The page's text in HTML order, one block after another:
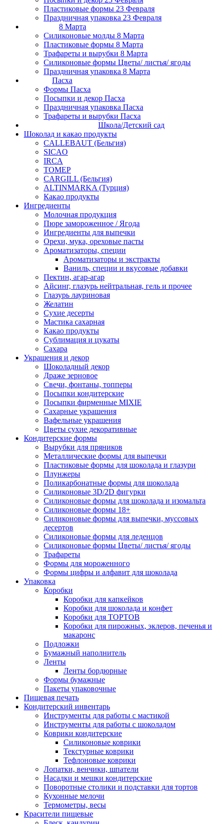
Пластиковые формы 23 Февраля
Праздничная упаковка 23 Февраля
8 Марта
Силиконовые молды 8 Марта
Пластиковые формы 8 Марта
Трафареты и вырубки 8 Марта
Силиконовые формы Цветы/ листья/ ягоды
Праздничная упаковка 8 Марта
Пасха
Формы Пасха
Посыпки и декор Пасха
Праздничная упаковка Пасха
Трафареты и вырубки Пасха
Школа/Детский сад
Шоколад и какао продукты
CALLEBAUT (Бельгия)
SICAO
IRCA
ТОМЕР
CARGILL (Бельгия)
ALTINMARKA (Турция)
Какао продукты
Ингредиенты
Молочная продукция
Пюре замороженное / Ягода
Ингредиенты для выпечки
Орехи, мука, ореховые пасты
Ароматизаторы, специи
Ароматизаторы и экстракты
Ваниль, специи и вкусовые добавки
Пектин, агар-агар
Айсинг, глазурь нейтральная, гель и прочее
Глазурь лауриновая
Желатин
Сухие десерты
Мастика сахарная
Какао продукты
Сублимация и цукаты
Сахара
Украшения и декор
Шоколадный декор
Драже зерновое
Свечи, фонтаны, топперы
Посыпки кондитерские
Посыпки фирменные MIXIE
Сахарные украшения
Вафельные украшения
Цветы сухие декоративные
Кондитерские формы
Вырубки для пряников
Металлические формы для выпечки
Пластиковые формы для шоколада и глазури
Плунжеры
Поликарбонатные формы для шоколада
Силиконовые 3D/2D фигурки
Силиконовые формы для шоколада и изомальта
Силиконовые формы 18+
Силиконовые формы для выпечки, муссовых
десертов
Силиконовые формы для леденцов
Силиконовые формы Цветы/ листья/ ягоды
Трафареты
Формы для мороженного
Формы цифры и алфавит для шоколада
Упаковка
Коробки
Коробки для капкейков
Коробки для шоколада и конфет
Коробки для ТОРТОВ
Коробки для пирожных, эклеров, печенья и
макаронс
Подложки
Бумажный наполнитель
Ленты
Ленты бордюрные
Формы бумажные
Пакеты упаковочные
Пищевая печать
Кондитерский инвентарь
Инструменты для работы с мастикой
Инструменты для работы с шоколадом
Коврики кондитерские
Силиконовые коврики
Текстурные коврики
Тефлоновые коврики
Лопатки, венчики, шпатели
Насадки и мешки кондитерские
Поворотные столики и подставки для тортов
Кухонные мелочи
Термометры, весы
Красители пищевые